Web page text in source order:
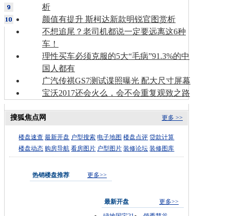
析
颜值有提升 斯柯达新款明锐官图赏析
不想追尾？老司机都说一定要远离这6种
车！
理性买车必须克服的5大“毛病”91.3%的中
国人都有
广汽传祺GS7测试谍照曝光 配大尺寸屏幕
宝沃2017还会火么，会不会重复观致之路
更多 >>
搜狐焦点网
楼盘速查 最新开盘 户型搜索 电子地图 楼盘点评 贷款计算
楼盘动态 购房导航 看房图片 户型图片 装修论坛 装修图库
热销楼盘推荐 更多>>
最新开盘
更多>>